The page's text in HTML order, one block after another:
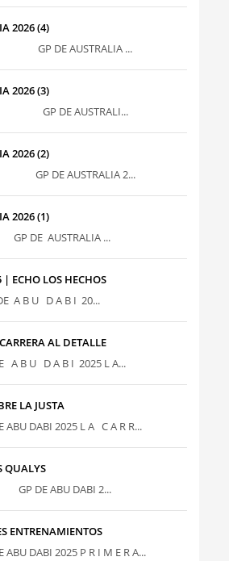
2026 (4)
GP DE AUSTRALIA ...
2026 (3)
GP DE AUSTRALI...
2026 (2)
GP DE AUSTRALIA 2...
2026 (1)
DE AUSTRALIA ...
ECHO LOS HECHOS
A B U D A B I 20...
AL DETALLE
A B U D A B I 2025 L A...
LA JUSTA
ABU DABI 2025 L A C A R R...
QUALYS
DE ABU DABI 2...
ENTRENAMIENTOS
ABU DABI 2025 P R I M E R A...